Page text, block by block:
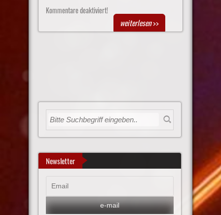
Kommentare deaktiviert!
weiterlesen>>
Newsletter